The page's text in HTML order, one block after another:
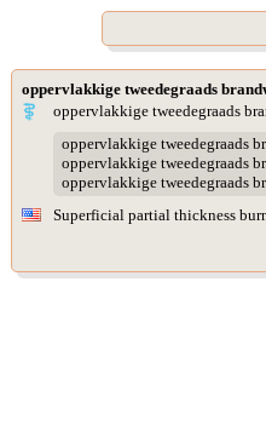
oppervlakkige tweedegraads
oppervlakkige tweedegraads
oppervlakkige tweedegraads
oppervlakkige tweedegraads
oppervlakkige tweedegraads
Superficial partial thickness